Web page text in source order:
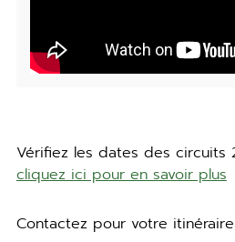
Vérifiez les dates des circuits
cliquez ici pour en savoir plus
Contactez pour votre